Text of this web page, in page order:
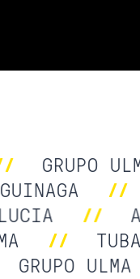
GRUPO ULMA
//
GRUPO ULMA